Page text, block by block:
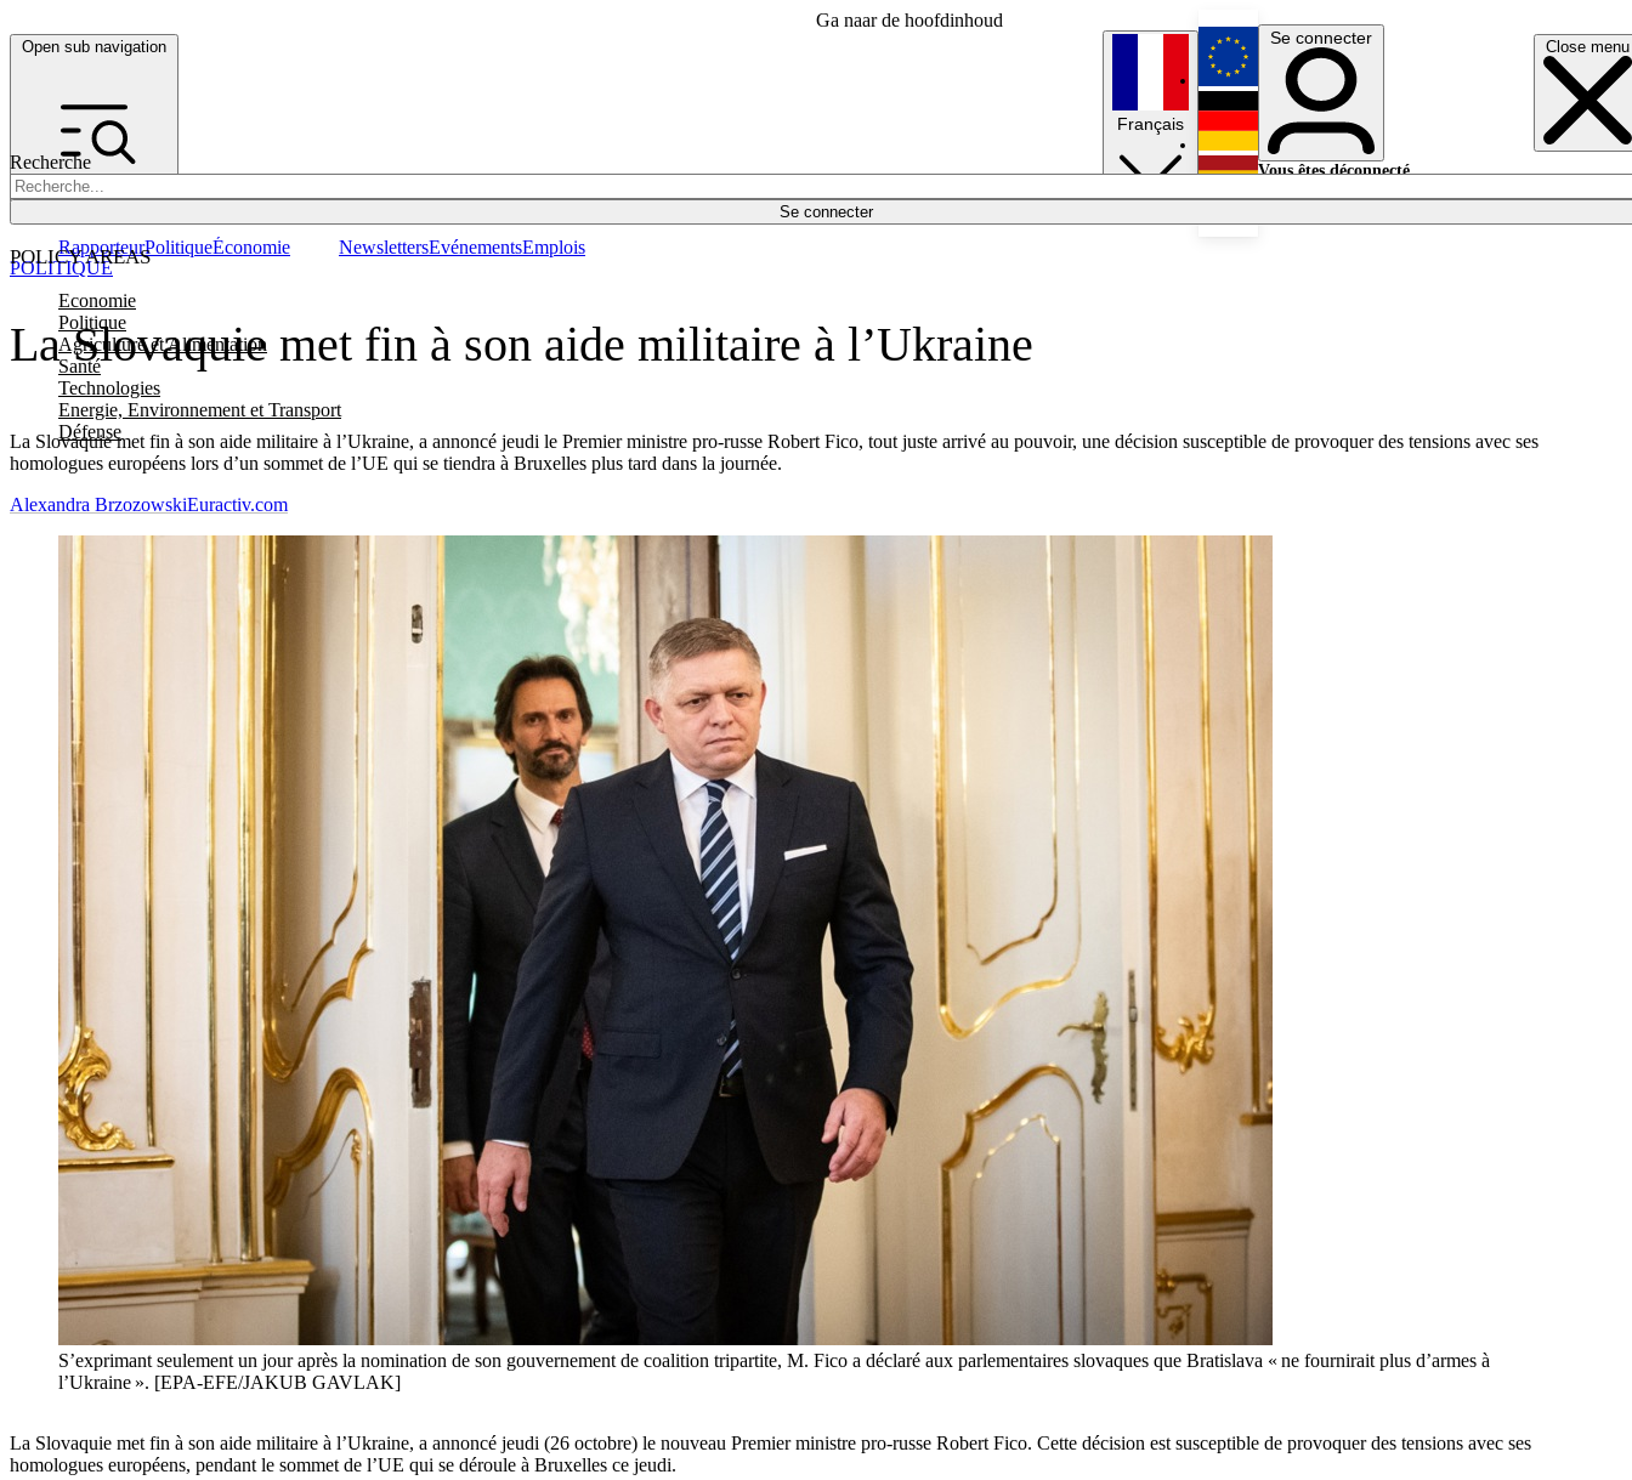
Ga naar de hoofdinhoud
Open sub navigation Close menu
Recherche
Se connecter
POLICY AREAS
Economie
Politique
Agriculture et Alimentation
Santé
Technologies
Energie, Environnement et Transport
Défense
RapporteurPolitiqueÉconomie NewslettersEvénementsEmplois
Français
English
Deutsch
Se connecter
Vous êtes déconnecté.
La Slovaquie met fin à son aide militaire à l’Ukraine
La Slovaquie met fin à son aide militaire à l’Ukraine, a annoncé jeudi le Premier ministre pro-russe Robert Fico, tout juste arrivé au pouvoir, une décision susceptible de provoquer des tensions avec ses
homologues européens lors d’un sommet de l’UE qui se tiendra à Bruxelles plus tard dans la journée.
POLITIQUE
Alexandra BrzozowskiEuractiv.com
S’exprimant seulement un jour après la nomination de son gouvernement de coalition tripartite, M. Fico a déclaré aux parlementaires slovaques que Bratislava « ne fournirait plus d’armes à
l’Ukraine ». [EPA-EFE/JAKUB GAVLAK]
La Slovaquie met fin à son aide militaire à l’Ukraine, a annoncé jeudi (26 octobre) le nouveau Premier ministre pro-russe Robert Fico. Cette décision est susceptible de provoquer des tensions avec ses
homologues européens, pendant le sommet de l’UE qui se déroule à Bruxelles ce jeudi.